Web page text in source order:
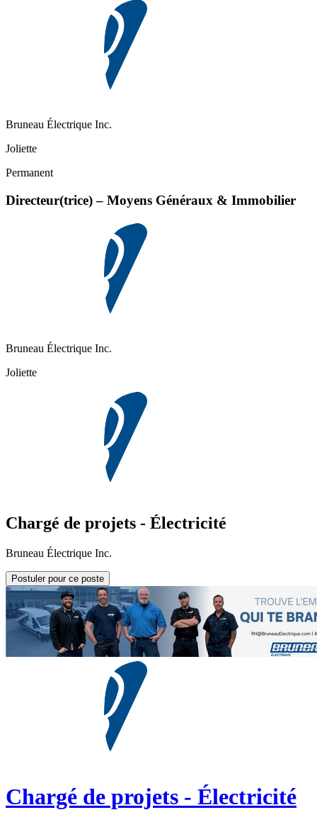
Bruneau Électrique Inc.
Joliette
Permanent
Directeur(trice) – Moyens Généraux & Immobilier
Bruneau Électrique Inc.
Joliette
Chargé de projets - Électricité
Bruneau Électrique Inc.
Postuler pour ce poste
Chargé de projets - Électricité